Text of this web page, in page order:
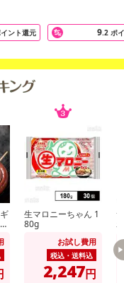
ージョンです。
沢に食べ比べ！
A4ランク以上を確約！
牛」「近江牛」の日本3
ント還元 9.2 ポ
生マロニーちゃん 1
80g
お試し費用
税込・送料込
2,247円